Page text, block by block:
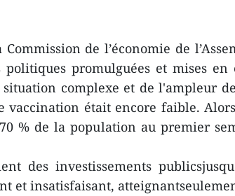
Commission de l’économie de
politiques promulguées et mises
complexe et de l'ampleur
vaccination était encore faible.
% de la population au premier
des investissements
et insatisfaisant,